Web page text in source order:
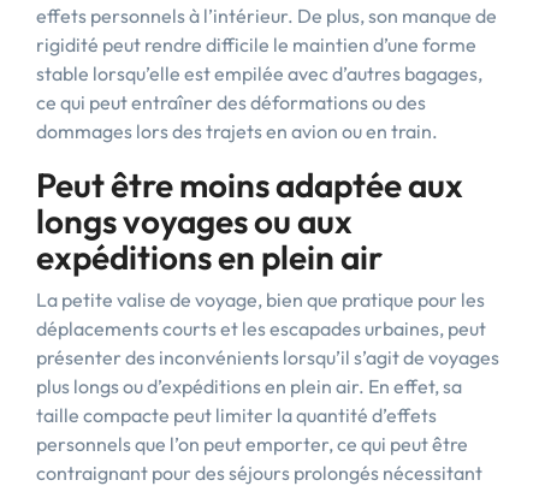
effets personnels à l’intérieur. De plus, son manque de
rigidité peut rendre difficile le maintien d’une forme
stable lorsqu’elle est empilée avec d’autres bagages,
ce qui peut entraîner des déformations ou des
dommages lors des trajets en avion ou en train.
Peut être moins adaptée aux
longs voyages ou aux
expéditions en plein air
La petite valise de voyage, bien que pratique pour les
déplacements courts et les escapades urbaines, peut
présenter des inconvénients lorsqu’il s’agit de voyages
plus longs ou d’expéditions en plein air. En effet, sa
taille compacte peut limiter la quantité d’effets
personnels que l’on peut emporter, ce qui peut être
contraignant pour des séjours prolongés nécessitant